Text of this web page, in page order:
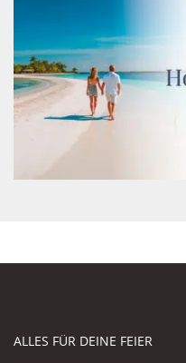
ALLES FÜR DEINE FEIER